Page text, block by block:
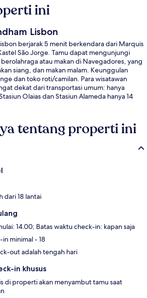
ini
Lisbon
berjarak 5 menit berkendara dari Marquis
São Jorge. Tamu dapat mengunjungi
atau makan di Navegadores, yang
siang, dan makan malam. Keunggulan
dan toko roti/camilan. Para wisatawan
dekat dari transportasi umum: hanya
Olaias dan Stasiun Alameda hanya 14
tentang properti ini
dari 18 lantai
14.00; Batas waktu check-in: kapan saja
in minimal - 18
out adalah tengah hari
in khusus
di properti akan menyambut tamu saat